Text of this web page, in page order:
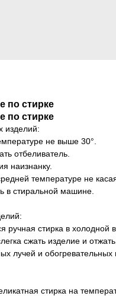
по cтирке
по cтирке
изделий:
не выше 30°.
отбеливатель.
наизнанку.
температуре не
в стиральной машине.
ручная стирка в холодной
сжать изделие и
лучей и обогревательных
стирка на